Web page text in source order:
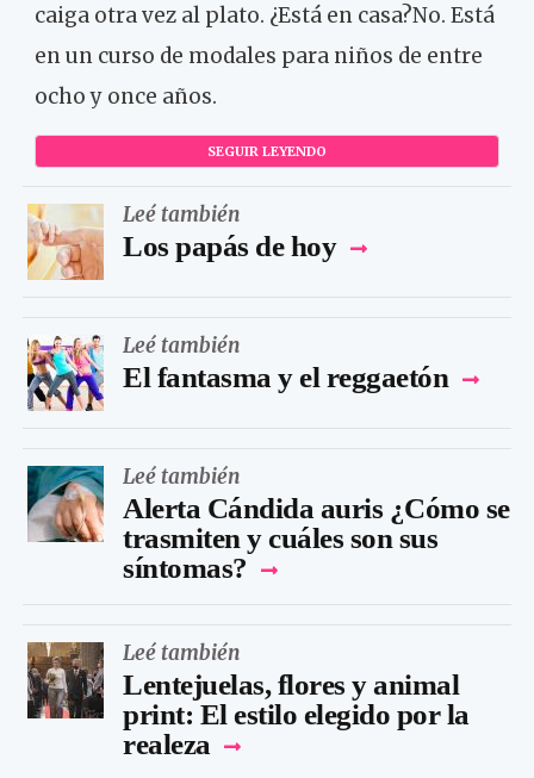
caiga otra vez al plato. ¿Está en casa?No. Está
en un curso de modales para niños de entre
ocho y once años.
SEGUIR LEYENDO
Leé también
Los papás de hoy
Leé también
El fantasma y el reggaetón
Leé también
Alerta Cándida auris ¿Cómo se
trasmiten y cuáles son sus
síntomas?
Leé también
Lentejuelas, flores y animal
print: El estilo elegido por la
realeza